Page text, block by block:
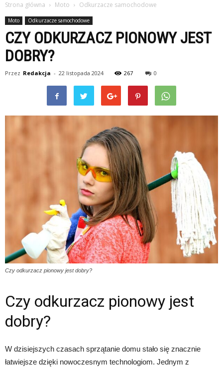
Strona główna Moto Odkurzacze samochodowe
Moto Odkurzacze samochodowe
CZY ODKURZACZ PIONOWY JEST
DOBRY?
Przez Redakcja - 22 listopada 2024 267 0
Czy odkurzacz pionowy jest dobry?
Czy odkurzacz pionowy jest
dobry?
W dzisiejszych czasach sprzątanie domu stało się znacznie
łatwiejsze dzięki nowoczesnym technologiom. Jednym z